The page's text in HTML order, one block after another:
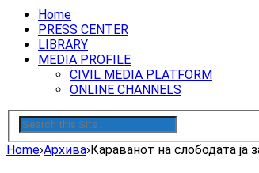
Home
PRESS CENTER
LIBRARY
MEDIA PROFILE
CIVIL MEDIA PLATFORM
ONLINE CHANNELS
Home›Архива›Караванот на слободата ја